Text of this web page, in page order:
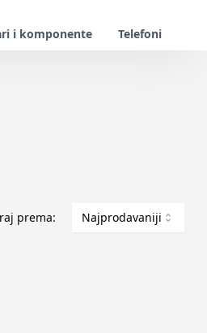
i komponente Telefoni
prema: Najprodavaniji